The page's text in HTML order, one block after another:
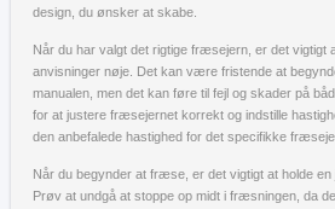
design, du ønsker at skabe.
Når du har valgt det rigtige fræsejern, er det vigtigt
anvisninger nøje. Det kan være fristende at
manualen, men det kan føre til fejl og skader på
for at justere fræsejernet korrekt og indstille
den anbefalede hastighed for det specifikke
Når du begynder at fræse, er det vigtigt at holde
Prøv at undgå at stoppe op midt i fræsningen, da